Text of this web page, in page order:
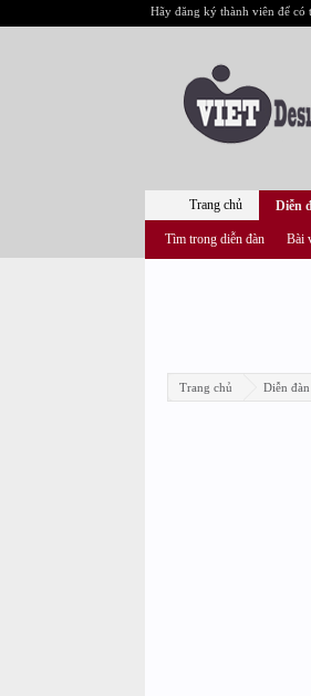
Hãy đăng ký thành viên để có
Trang chủ Diễn đàn
Trang chủ Diễn
Tìm trong diễn đàn Bài